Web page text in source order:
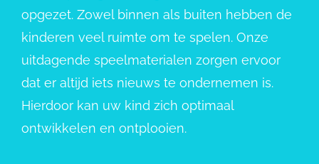
opgezet. Zowel binnen als buiten hebben de
kinderen veel ruimte om te spelen. Onze
uitdagende speelmaterialen zorgen ervoor
dat er altijd iets nieuws te ondernemen is.
Hierdoor kan uw kind zich optimaal
ontwikkelen en ontplooien.